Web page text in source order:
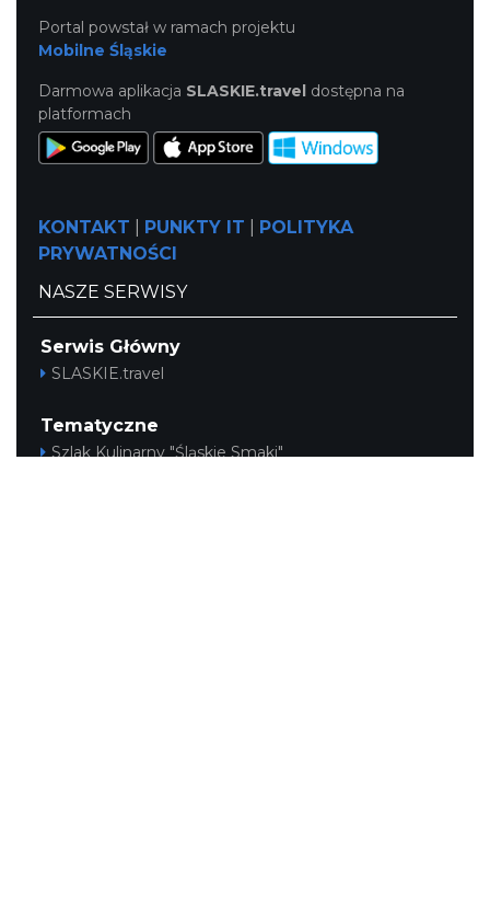
Portal powstał w ramach projektu
Mobilne Śląskie
Darmowa aplikacja SLASKIE.travel dostępna na
platformach
KONTAKT PUNKTY IT
POLITYKA
PRYWATNOŚCI
NASZE SERWISY
Serwis Główny
SLASKIE.travel
Tematyczne
Szlak Kulinarny "Śląskie Smaki"